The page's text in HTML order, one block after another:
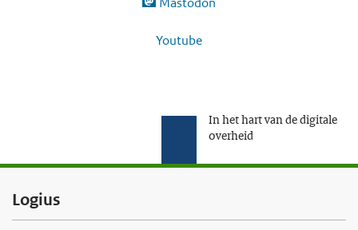
Youtube
In het hart van de digitale
overheid
F
Logius